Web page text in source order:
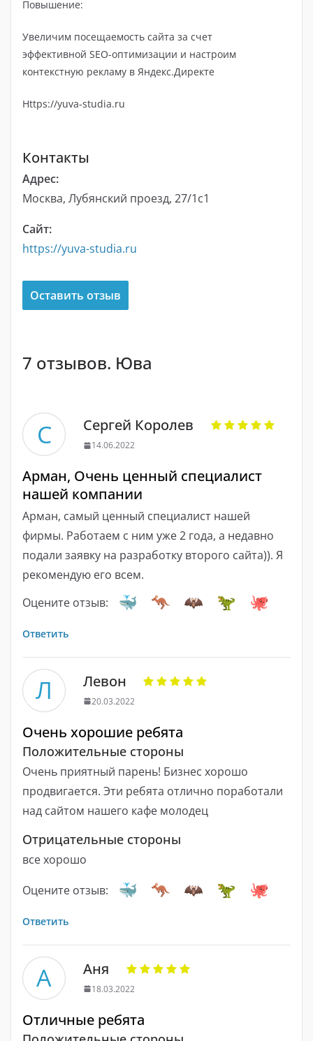
Повышение:
Увеличим посещаемость сайта за счет
эффективной SEO-оптимизации и настроим
контекстную рекламу в Яндекс.Директе
Https://yuva-studia.ru
Контакты
Адрес:
Москва, Лубянский проезд, 27/1с1
Сайт:
https://yuva-studia.ru
Оставить отзыв
7 отзывов. Юва
С Сергей Королев
14.06.2022
Арман, Очень ценный специалист
нашей компании
Арман, самый ценный специалист нашей
фирмы. Работаем с ним уже 2 года, а недавно
подали заявку на разработку второго сайта)). Я
рекомендую его всем.
Оцените отзыв:
Ответить
Л Левон
20.03.2022
Очень хорошие ребята
Положительные стороны
Очень приятный парень! Бизнес хорошо
продвигается. Эти ребята отлично поработали
над сайтом нашего кафе молодец
Отрицательные стороны
все хорошо
Оцените отзыв:
Ответить
А Аня
18.03.2022
Отличные ребята